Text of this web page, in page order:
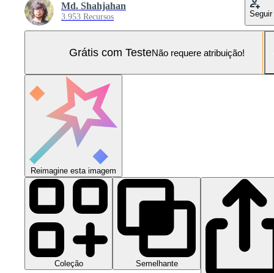
Md. Shahjahan
3.953 Recursos Seguir
Grátis com TesteNão requere atribuição!
Reimagine esta imagem
Coleção Semelhante